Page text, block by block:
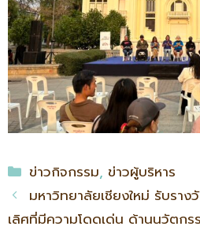
ข่าวกิจกรรม, ข่าวผู้บริหาร
มหาวิทยาลัยเชียงใหม่ รับราง
เลิศที่มีความโดดเด่น ด้านนวัตกร